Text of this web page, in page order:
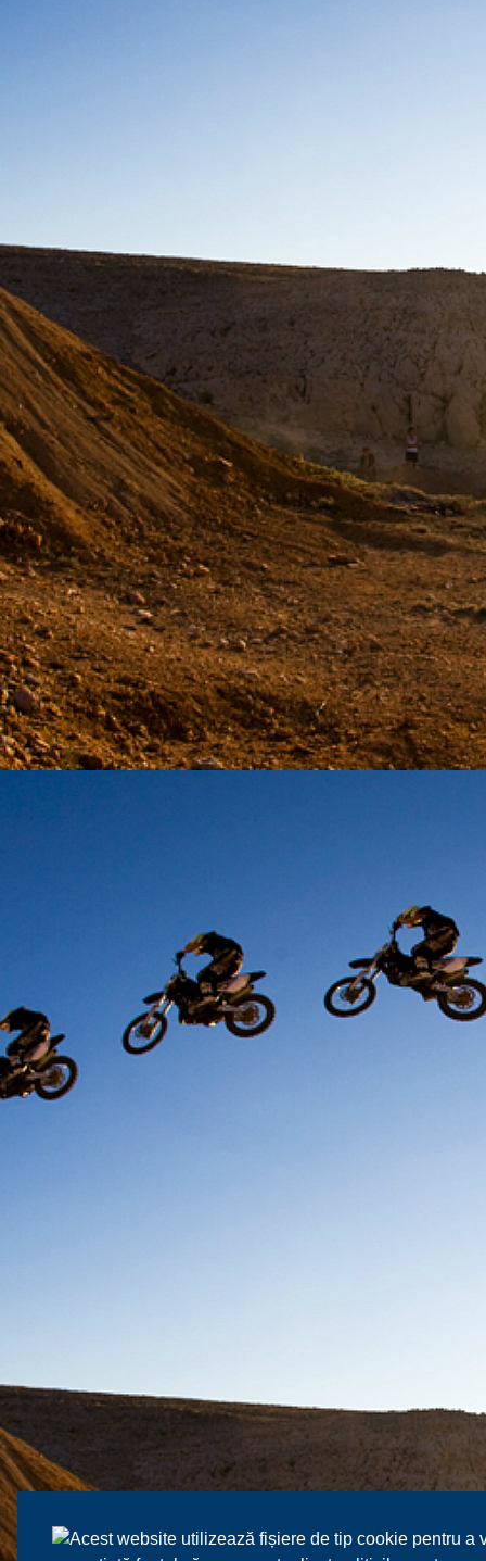
Acest website utilizează fișiere de tip cookie pentru